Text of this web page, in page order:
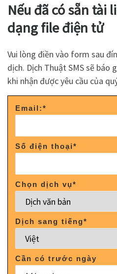
Nếu đã có sẵn tài
dạng file điện tử
Vui lòng điền vào form sau
dịch. Dịch Thuật SMS sẽ báo
khi nhận được yêu cầu của
Email:*
Số điện thoại*
Chọn dịch vụ*
Dịch sang tiếng*
Cần có trước ngày